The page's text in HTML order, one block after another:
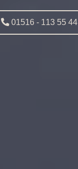
01516 - 113 55 44